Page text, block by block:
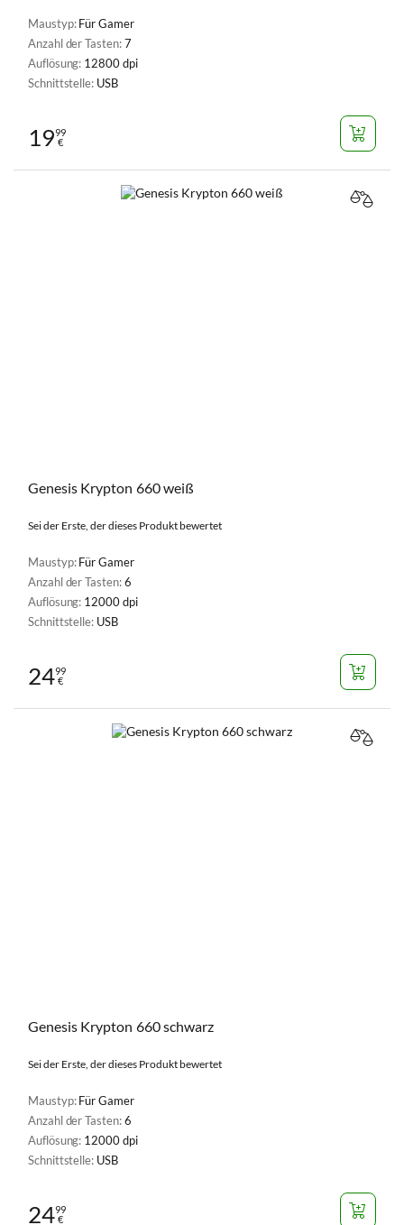
Maustyp:Für Gamer
Anzahl der Tasten:7
Auflösung: 12800 dpi
Schnittstelle: USB
1999
€
Genesis Krypton 660 weiß
Sei der Erste, der dieses Produkt bewertet
Maustyp:Für Gamer
Anzahl der Tasten:6
Auflösung: 12000 dpi
Schnittstelle: USB
2499
€
Genesis Krypton 660 schwarz
Sei der Erste, der dieses Produkt bewertet
Maustyp:Für Gamer
Anzahl der Tasten:6
Auflösung: 12000 dpi
Schnittstelle: USB
2499
€